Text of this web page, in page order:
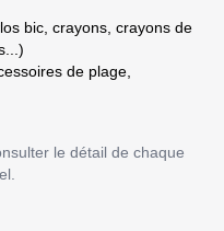
bic, crayons, crayons de
de plage,
le détail de chaque